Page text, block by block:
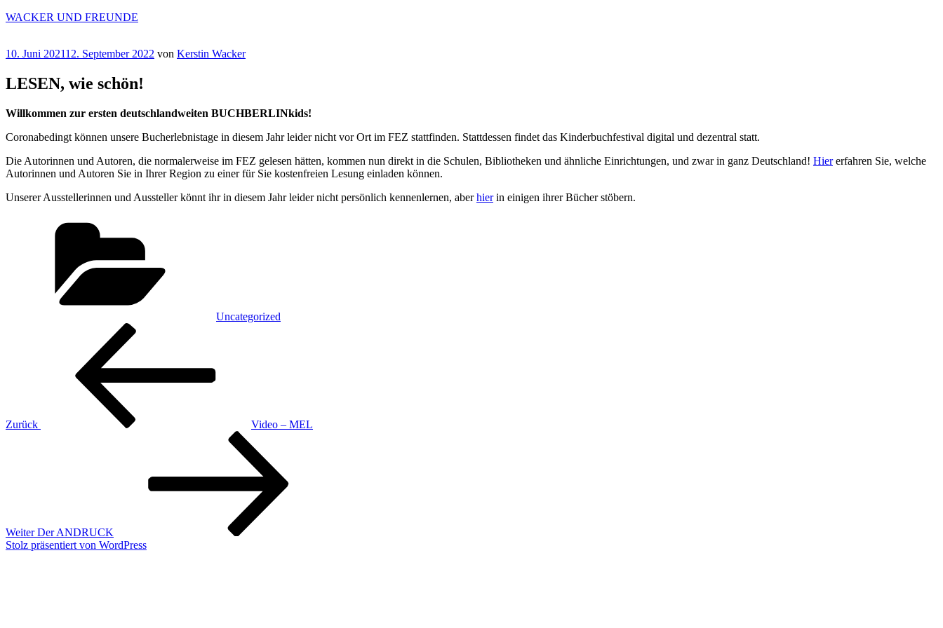
Zum
WACKER UND FREUNDE
Veröffentlicht
10. Juni 202112. September 2022 von Kerstin Wacker
LESEN, wie schön!
Willkommen zur ersten deutschlandweiten BUCHBERLINkids!
Coronabedingt können unsere Bucherlebnistage in diesem Jahr leider nicht vor Ort im FEZ stattfinden. Stattdessen findet das Kinderbuchfestival digital und dezentral statt.
Die Autorinnen und Autoren, die normalerweise im FEZ gelesen hätten, kommen nun direkt in die Schulen, Bibliotheken und ähnliche Einrichtungen, und zwar in ganz Deutschland! Hiererfahren Sie, welche
Autorinnen und Autoren Sie in Ihrer Region zu einer für Sie kostenfreien Lesung einladen können.
Unserer Ausstellerinnen und Aussteller könnt ihr in diesem Jahr leider nicht persönlich kennenlernen, aberhierin einigen ihrer Bücher stöbern.
Uncategorized
Beitragsnavigation
Zurück
Video – MEL
Weiter Der ANDRUCK
Stolz präsentiert von WordPress